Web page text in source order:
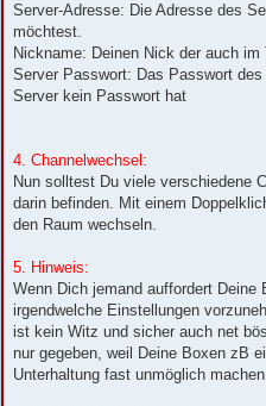
Server-Adresse: Die Adresse des
möchtest.
Nickname: Deinen Nick der auch
Server Passwort: Das Passwort
Server kein Passwort hat
4. Channelwechsel:
Nun solltest Du viele verschiedene
darin befinden. Mit einem
den Raum wechseln.
5. Hinweis:
Wenn Dich jemand auffordert Deine
irgendwelche Einstellungen
ist kein Witz und sicher auch net
nur gegeben, weil Deine Boxen zB
Unterhaltung fast unmöglich